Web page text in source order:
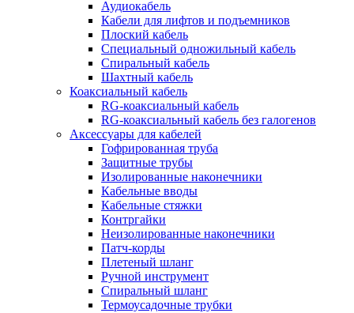
Аудиокабель
Кабели для лифтов и подъемников
Плоский кабель
Специальный одножильный кабель
Спиральный кабель
Шахтный кабель
Коаксиальный кабель
RG-коаксиальный кабель
RG-коаксиальный кабель без галогенов
Аксессуары для кабелей
Гофрированная труба
Защитные трубы
Изолированные наконечники
Кабельные вводы
Кабельные стяжки
Контргайки
Неизолированные наконечники
Патч-корды
Плетеный шланг
Ручной инструмент
Спиральный шланг
Термоусадочные трубки